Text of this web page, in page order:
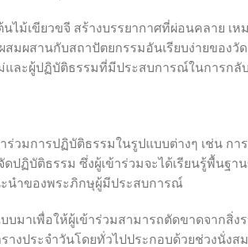
ไม้เขียวขจี สร้างบรรยากาศที่ผ่อนคลาย เ
สมผสานกับสถาปัตยกรรมอันเรียบง่ายของ
ละผู้ปฏิบัติธรรมที่มีประสบการณ์ในการกลับ
ร่วมการปฏิบัติธรรมในรูปแบบต่างๆ เช่น ก
ปฏิบัติธรรม ซึ่งผู้เข้าร่วมจะได้เรียนรู้พื้นฐา
นำของพระภิกษุผู้มีประสบการณ์
บมาเพื่อให้ผู้เข้าร่วมสามารถตัดขาดจากสิ่ง
างประจำวันโดยทั่วไปประกอบด้วยช่วงนั่งส